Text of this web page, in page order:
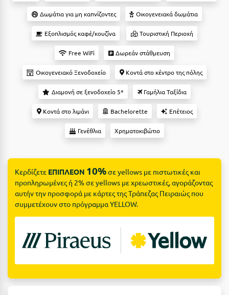
Βansko
Βραχάτι Κορινθίας
Βυτίνα
Γαλαξiδι
Γρεβενά
Γύθειο
Δ
Διακοπτό
Ε
Ελάτη Αρκαδίας
Camping
Suites
Δες όλες τις προσφορές
Δες όλα τα πακέτα διακοπών
Δωμάτια για μη καπνίζοντες Οικογενειακά δωμάτια
Εξοπλισμός καφέ/κουζίνα Τουριστική Περιοχή
Free WiFi Δωρεάν στάθμευση
Οικογενειακό Ξενοδοχείο Κοντά στο κέντρο της πόλης
Διαμονή σε ξενοδοχείο 5* Γαμήλια Ταξίδια
Κοντά στο λιμάνι Bachelorette Επέτειος
Γενέθλια Χρηματοκιβώτιο
Κερδίζετε ΕΠΙΠΛΕΟΝ 10%σε yellows με πιστωτικές και
προπληρωμένες ή 2% σε yellows με χρεωστικές, αγοράζοντας
αυτήν την προσφορά με κάρτες της Τράπεζας Πειραιώς που
συμμετέχουν στο πρόγραμμα YELLOW.